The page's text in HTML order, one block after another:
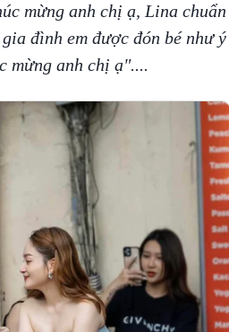
mừng anh chị ạ, Lina chuẩn
đình em được đón bé như ý
mừng anh chị ạ"....